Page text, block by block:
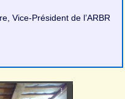
Vice-Président de l’ARBR